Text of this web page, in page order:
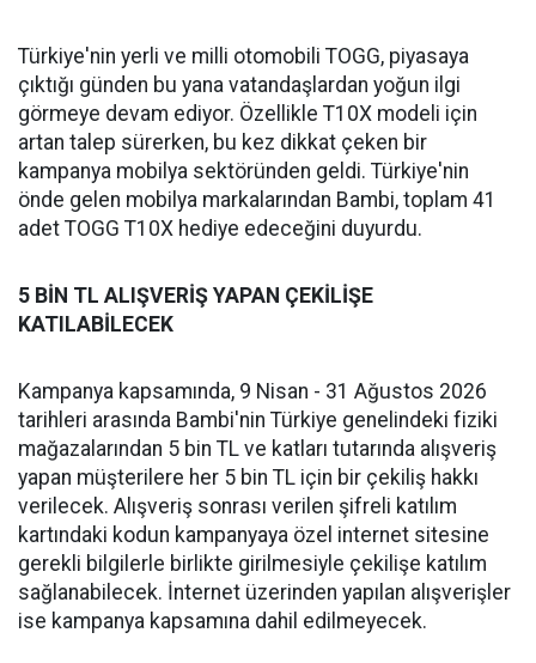
Türkiye'nin yerli ve milli otomobili TOGG, piyasaya
çıktığı günden bu yana vatandaşlardan yoğun ilgi
görmeye devam ediyor. Özellikle T10X modeli için
artan talep sürerken, bu kez dikkat çeken bir
kampanya mobilya sektöründen geldi. Türkiye'nin
önde gelen mobilya markalarından Bambi, toplam 41
adet TOGG T10X hediye edeceğini duyurdu.
5 BİN TL ALIŞVERİŞ YAPAN ÇEKİLİŞE
KATILABİLECEK
Kampanya kapsamında, 9 Nisan - 31 Ağustos 2026
tarihleri arasında Bambi'nin Türkiye genelindeki fiziki
mağazalarından 5 bin TL ve katları tutarında alışveriş
yapan müşterilere her 5 bin TL için bir çekiliş hakkı
verilecek. Alışveriş sonrası verilen şifreli katılım
kartındaki kodun kampanyaya özel internet sitesine
gerekli bilgilerle birlikte girilmesiyle çekilişe katılım
sağlanabilecek. İnternet üzerinden yapılan alışverişler
ise kampanya kapsamına dahil edilmeyecek.